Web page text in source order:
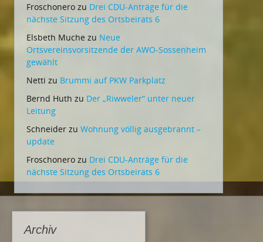
Froschonero zu Drei CDU-Anträge für die
nächste Sitzung des Ortsbeirats 6
Elsbeth Muche zu Neue
Ortsvereinsvorsitzende der AWO-Sossenheim
gewählt
Netti zu Brummi auf PKW Parkplatz
Bernd Huth zu Der „Riwweler“ unter neuer
Leitung
Schneider zu Wohnung völlig ausgebrannt –
update
Froschonero zu Drei CDU-Anträge für die
nächste Sitzung des Ortsbeirats 6
Archiv